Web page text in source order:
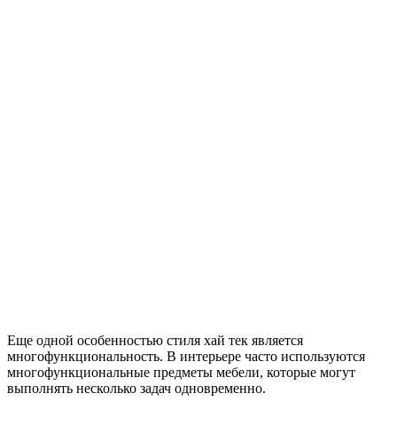
Еще одной особенностью стиля хай тек является
многофункциональность. В интерьере часто используются
многофункциональные предметы мебели, которые могут
выполнять несколько задач одновременно.